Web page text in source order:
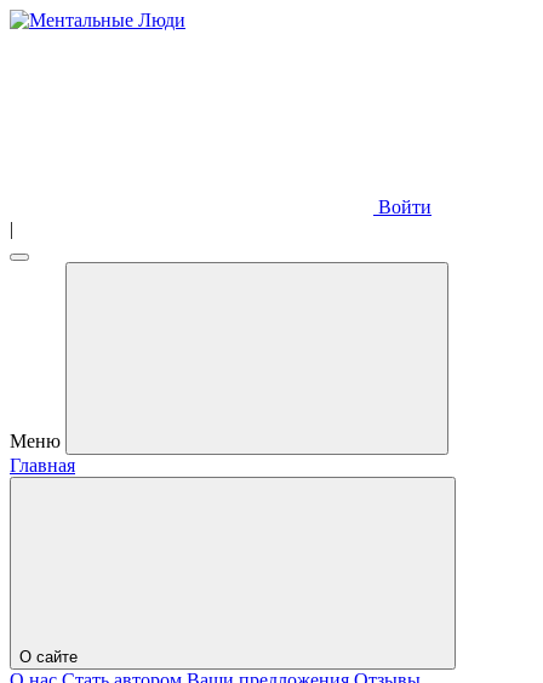
Войти
|
Меню
Главная
О сайте